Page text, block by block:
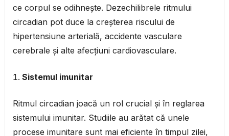
ce corpul se odihnește. Dezechilibrele ritmului
circadian pot duce la creșterea riscului de
hipertensiune arterială, accidente vasculare
cerebrale și alte afecțiuni cardiovasculare.
Sistemul imunitar
Ritmul circadian joacă un rol crucial și în reglarea
sistemului imunitar. Studiile au arătat că unele
procese imunitare sunt mai eficiente în timpul zilei,